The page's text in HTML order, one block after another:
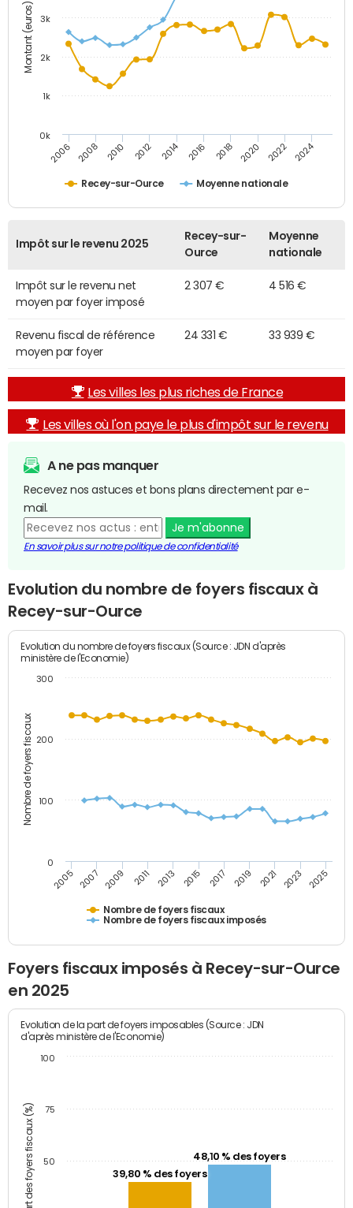
Montant (euros)
Recey-sur-Ource Moyenne nationale
2006 2008 2010 2012 2014 2016 2018 2020 2022 2024
0k
1k
2k
3k
Impôt sur le revenu 2025
Recey-sur-
Ource
Moyenne
nationale
Impôt sur le revenu net
moyen par foyer imposé
2 307 € 4 516 €
Revenu fiscal de référence
moyen par foyer
24 331 € 33 939 €
Les villes les plus riches de France
Les villes où l'on paye le plus d'impôt sur le revenu
A ne pas manquer
Recevez nos astuces et bons plans directement par e-
mail.
Je m'abonne
En savoir plus sur notre politique de confidentialité
Evolution du nombre de foyers fiscaux à
Recey-sur-Ource
Nombre de foyers fiscaux
Evolution du nombre de foyers fiscaux (Source : JDN d'après
ministère de l'Economie)
Nombre de foyers fiscaux
Nombre de foyers fiscaux imposés
2005 2007 2009 2011 2013 2015 2017 2019 2021 2023 2025
0
100
200
300
Foyers fiscaux imposés à Recey-sur-Ource
en 2025
Part des foyers fiscaux (%)
Evolution de la part de foyers imposables (Source : JDN
d'après ministère de l'Economie)
39,80 % des foyers
48,10 % des foyers
50
75
100